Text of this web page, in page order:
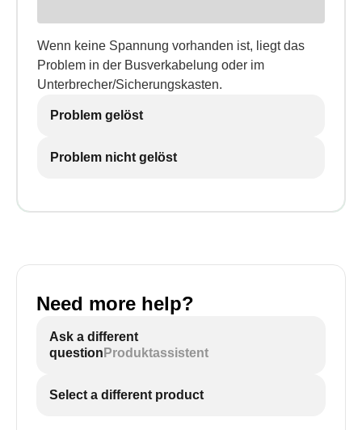
Wenn keine Spannung vorhanden ist, liegt das
Problem in der Busverkabelung oder im
Unterbrecher/Sicherungskasten.
Problem gelöst
Problem nicht gelöst
Need more help?
Ask a different
question Produktassistent
Select a different product